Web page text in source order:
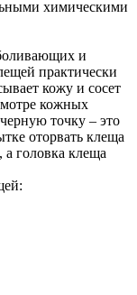
химическими
и
практически
кожу и сосет
кожных
точку – это
оторвать клеща
головка клеща